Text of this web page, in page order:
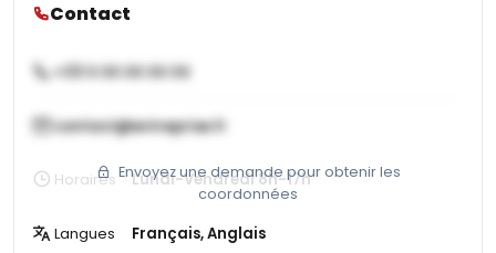
Contact
+33 X XX XX XX XX
contact@entreprise.fr
Envoyez une demande pour obtenir les
coordonnées
Horaires Lundi-Vendredi 8h-17h
Langues Français, Anglais